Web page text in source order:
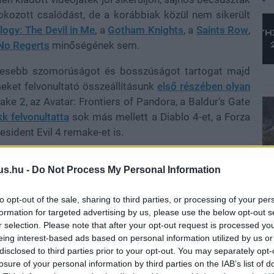
- Do Not Process My Personal Information
opt-out of the sale, sharing to third parties, or processing of your
for targeted advertising by us, please use the below opt-out
selection. Please note that after your opt-out request is processed
interest-based ads based on personal information utilized by us
to third parties prior to your opt-out. You may separately
of your personal information by third parties on the IAB’s list of
csalódást, de a korábbiak közül nem sikerült
The Devil in Me, a Gotham Knights, a Saints Row,
Regerts minőségének sem.
szomorúságot és bosszúságot tartogat majd
felvonultató összeállításunk első részében olyan
2, az Avatar: Frontiers of Pandora, a Baldur's Gate
felvonultatta sok más mellett a Diablo 4-et, a Forza
Evil 4 remake-et is.
szintén roskadozik a hatalmas potenciállal
az új S.T.A.L.K.E.R.-re érdemes volt ennyit várni?
A Suicide Squad: Kill the Justice League felér
A feltámasztott Telltale vissza tudja szerezni a
2023-ban fogunk választ kapni, azt viszont már
az eddig bemutatott címek mellett.